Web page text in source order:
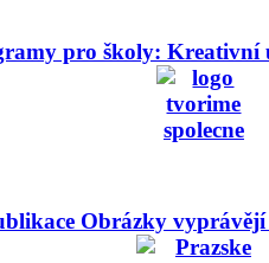
pro školy: Kreativní
Obrázky